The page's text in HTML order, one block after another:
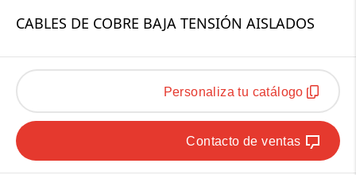
CABLES DE COBRE BAJA TENSIÓN AISLADOS
Personaliza tu catálogo
Contacto de ventas